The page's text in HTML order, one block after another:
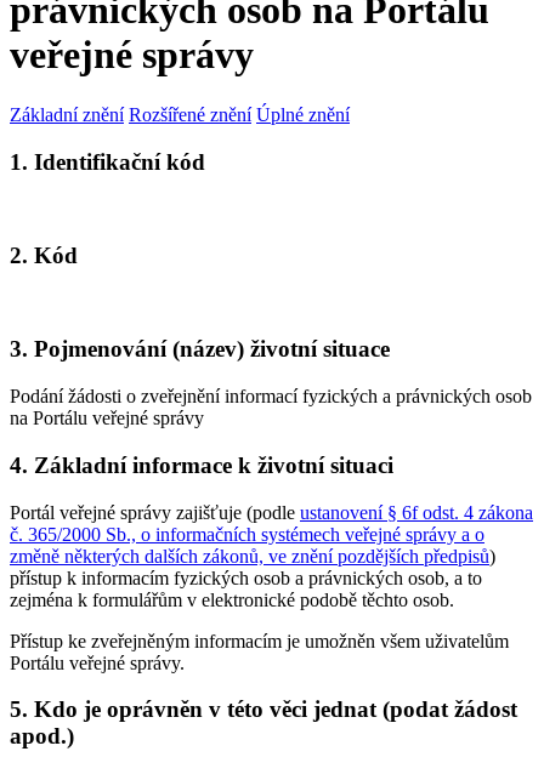
právnických osob na Portálu
veřejné správy
Základní znění Rozšířené znění Úplné znění
1. Identifikační kód
2. Kód
3. Pojmenování (název) životní situace
Podání žádosti o zveřejnění informací fyzických a právnických osob
na Portálu veřejné správy
4. Základní informace k životní situaci
Portál veřejné správy zajišťuje (podle ustanovení § 6f odst. 4 zákona
č. 365/2000 Sb., o informačních systémech veřejné správy a o
změně některých dalších zákonů, ve znění pozdějších předpisů)
přístup k informacím fyzických osob a právnických osob, a to
zejména k formulářům v elektronické podobě těchto osob.
Přístup ke zveřejněným informacím je umožněn všem uživatelům
Portálu veřejné správy.
5. Kdo je oprávněn v této věci jednat (podat žádost
apod.)